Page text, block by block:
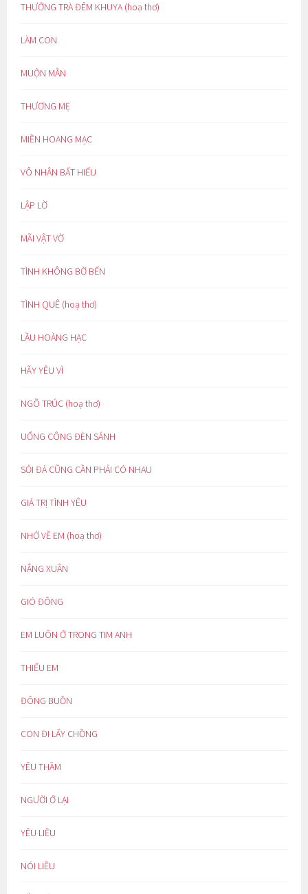
THƯỞNG TRÀ ĐÊM KHUYA (hoạ thơ)
LÀM CON
MUỘN MẰN
THƯƠNG MẸ
MIỀN HOANG MẠC
VÔ NHÂN BẤT HIẾU
LẬP LỜ
MÃI VẬT VỜ
TÌNH KHÔNG BỜ BẾN
TÌNH QUÊ (hoạ thơ)
LẦU HOÀNG HẠC
HÃY YÊU VÌ
NGÕ TRÚC (hoạ thơ)
UỔNG CÔNG ĐÈN SÁNH
SỎI ĐÁ CŨNG CẦN PHẢI CÓ NHAU
GIÁ TRỊ TÌNH YÊU
NHỚ VỀ EM (hoạ thơ)
NẮNG XUÂN
GIÓ ĐÔNG
EM LUÔN Ở TRONG TIM ANH
THIẾU EM
ĐÔNG BUỒN
CON ĐI LẤY CHỒNG
YÊU THẦM
NGƯỜI Ở LẠI
YÊU LIỀU
NÓI LIỀU